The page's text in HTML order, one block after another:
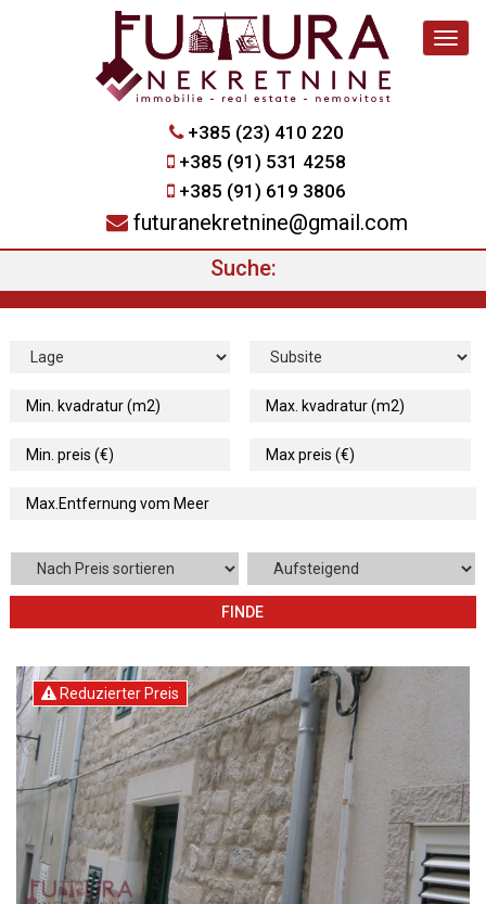
+385 (23) 410 220
+385 (91) 531 4258
+385 (91) 619 3806
futuranekretnine@gmail.com
Suche:
FINDE
Reduzierter Preis